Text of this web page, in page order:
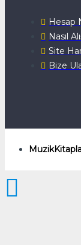
Hesap
Nasıl
Site
Bize